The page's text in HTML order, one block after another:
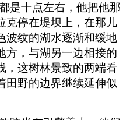
是十点左右，他把他那
克停在堤坝上，在那儿
波纹的湖水逐渐和缓地
方，与湖另一边相接的
，这树林景致的两端看
田野的边界继续延伸似